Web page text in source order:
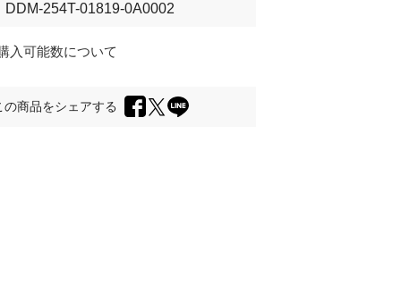
DDM-254T-01819-0A0002
入可能数について
の商品をシェアする